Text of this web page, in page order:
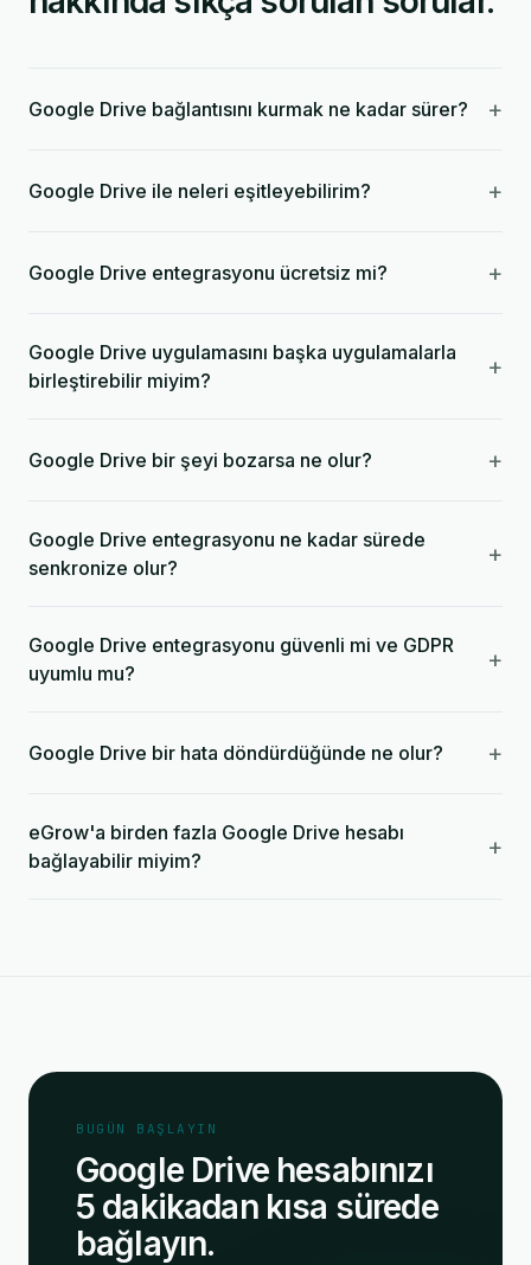
Google Drive bağlantısını kurmak ne kadar sürer? +
Google Drive ile neleri eşitleyebilirim? +
Google Drive entegrasyonu ücretsiz mi? +
Google Drive uygulamasını başka uygulamalarla
birleştirebilir miyim?
+
Google Drive bir şeyi bozarsa ne olur? +
Google Drive entegrasyonu ne kadar sürede
senkronize olur?
+
Google Drive entegrasyonu güvenli mi ve GDPR
uyumlu mu?
+
Google Drive bir hata döndürdüğünde ne olur? +
eGrow'a birden fazla Google Drive hesabı
bağlayabilir miyim?
+
BUGÜN BAŞLAYIN
Google Drive hesabınızı
5 dakikadan kısa sürede
bağlayın.